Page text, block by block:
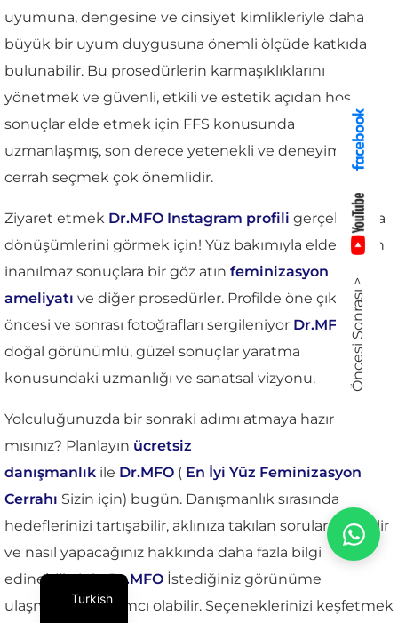
uyumuna, dengesine ve cinsiyet kimlikleriyle daha
büyük bir uyum duygusuna önemli ölçüde katkıda
bulunabilir. Bu prosedürlerin karmaşıklıklarını
yönetmek ve güvenli, etkili ve estetik açıdan hoş
sonuçlar elde etmek için FFS konusunda
uzmanlaşmış, son derece yetenekli ve deneyimli bir
cerrah seçmek çok önemlidir.
Ziyaret etmek Dr.MFO Instagram profili gerçek hasta
dönüşümlerini görmek için! Yüz bakımıyla elde edilen
inanılmaz sonuçlara bir göz atın feminizasyon
ameliyatı ve diğer prosedürler. Profilde öne çıkan
öncesi ve sonrası fotoğrafları sergileniyor Dr.MFO
'nin
doğal görünümlü, güzel sonuçlar yaratma
konusundaki uzmanlığı ve sanatsal vizyonu.
Yolculuğunuzda bir sonraki adımı atmaya hazır
mısınız? Planlayın ücretsiz
danışmanlık ile Dr.MFO ( En İyi Yüz Feminizasyon
Cerrahı Sizin için) bugün. Danışmanlık sırasında
hedeflerinizi tartışabilir, aklınıza takılan soruları sorabilir
ve nasıl yapacağınız hakkında daha fazla bilgi
edinebilirsiniz.Dr.MFO İstediğiniz görünüme
ulaşmanıza yardımcı olabilir. Seçeneklerinizi keşfetmek
Öncesi Sonrası >
Turkish